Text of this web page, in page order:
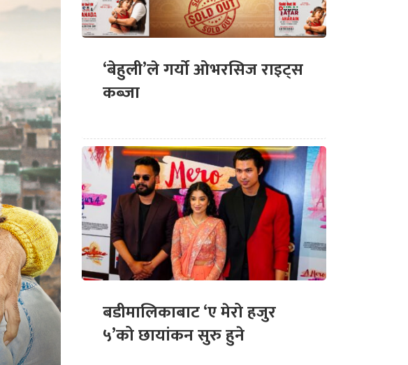
‘बेहुली’ले गर्यो ओभरसिज राइट्स
कब्जा
बडीमालिकाबाट ‘ए मेरो हजुर
५’को छायांकन सुरु हुने